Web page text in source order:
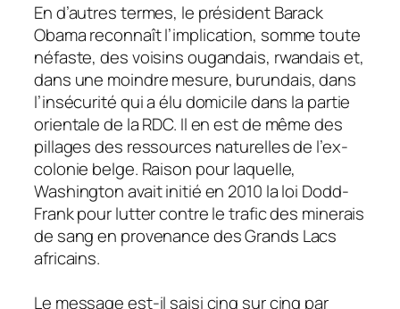
En d’autres termes, le président Barack
Obama reconnaît l’implication, somme toute
néfaste, des voisins ougandais, rwandais et,
dans une moindre mesure, burundais, dans
l’insécurité qui a élu domicile dans la partie
orientale de la RDC. Il en est de même des
pillages des ressources naturelles de l’ex-
colonie belge. Raison pour laquelle,
Washington avait initié en 2010 la loi Dodd-
Frank pour lutter contre le trafic des minerais
de sang en provenance des Grands Lacs
africains.
Le message est-il saisi cinq sur cinq par